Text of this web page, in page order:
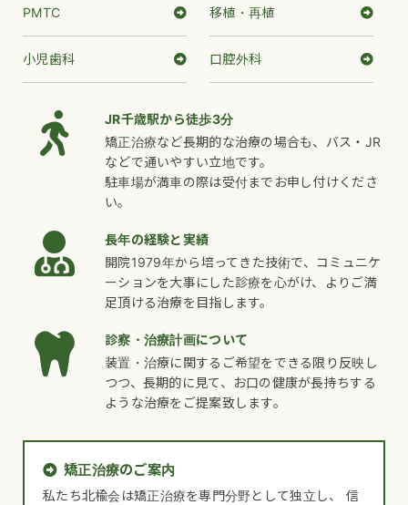
PMTC 移植・再植
小児歯科 口腔外科
JR千歳駅から徒歩3分
矯正治療など長期的な治療の場合も、バス・JR
などで通いやすい立地です。
駐車場が満車の際は受付までお申し付けくださ
い。
長年の経験と実績
開院1979年から培ってきた技術で、コミュニケ
ーションを大事にした診療を心がけ、よりご満
足頂ける治療を目指します。
診察・治療計画について
装置・治療に関するご希望をできる限り反映し
つつ、長期的に見て、お口の健康が長持ちする
ような治療をご提案致します。
矯正治療のご案内
私たち北楡会は矯正治療を専門分野として独立し、
信